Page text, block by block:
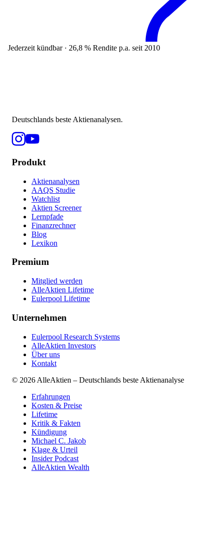
Jederzeit kündbar · 26,8 % Rendite p.a. seit 2010
Deutschlands beste Aktienanalysen.
Produkt
Aktienanalysen
AAQS Studie
Watchlist
Aktien Screener
Lernpfade
Finanzrechner
Blog
Lexikon
Premium
Mitglied werden
AlleAktien Lifetime
Eulerpool Lifetime
Unternehmen
Eulerpool Research Systems
AlleAktien Investors
Über uns
Kontakt
© 2026 AlleAktien – Deutschlands beste Aktienanalyse
Erfahrungen
Kosten & Preise
Lifetime
Kritik & Fakten
Kündigung
Michael C. Jakob
Klage & Urteil
Insider Podcast
AlleAktien Wealth